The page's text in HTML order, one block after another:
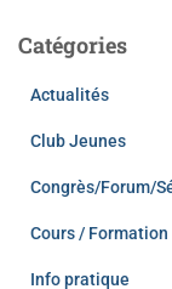
Catégories
Actualités
Club Jeunes
Congrès/Forum/
Cours / Formation
Info pratique